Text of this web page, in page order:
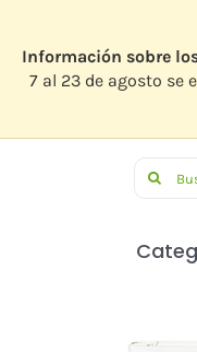
contenido
Información sobre
7 al 23 de agosto se
Buscar: